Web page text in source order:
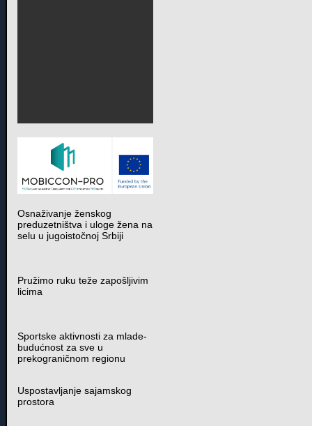
Osnaživanje ženskog
preduzetništva i uloge žena na
selu u jugoistočnoj Srbiji
Pružimo ruku teže zapošljivim
licima
Sportske aktivnosti za mlade-
budućnost za sve u
prekograničnom regionu
Uspostavljanje sajamskog
prostora